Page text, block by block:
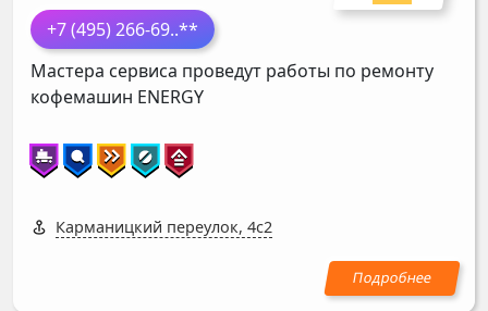
+7 (495) 266-69..**
Мастера сервиса проведут работы по ремонту
кофемашин ENERGY
Карманицкий переулок, 4с2